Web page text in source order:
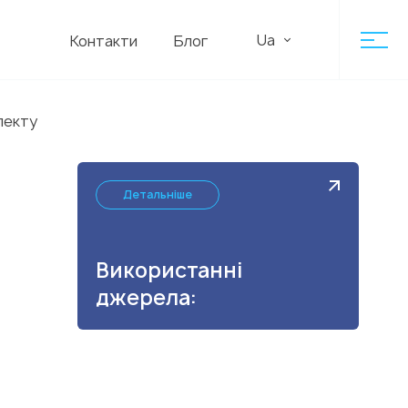
Контакти Блог Ua
Детальніше
Використанні
джерела: